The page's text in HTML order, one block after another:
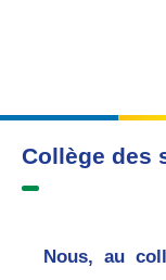
Collège des
Nous, au